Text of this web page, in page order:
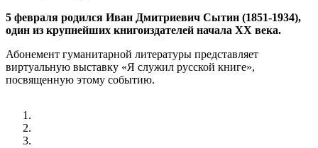
5 февраля родился Иван Дмитриевич Сытин (1851-1934),
один из крупнейших книгоиздателей начала ХХ века.
Абонемент гуманитарной литературы представляет
виртуальную выставку «Я служил русской книге»,
посвященную этому событию.